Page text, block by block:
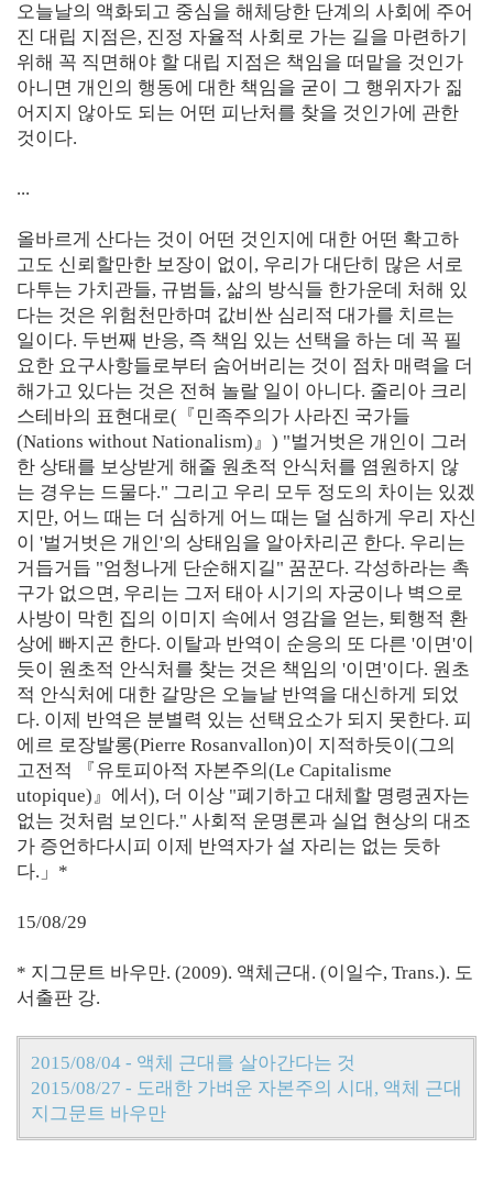
오늘날의 액화되고 중심을 해체당한 단계의 사회에 주어
진 대립 지점은, 진정 자율적 사회로 가는 길을 마련하기
위해 꼭 직면해야 할 대립 지점은 책임을 떠맡을 것인가
아니면 개인의 행동에 대한 책임을 굳이 그 행위자가 짊
어지지 않아도 되는 어떤 피난처를 찾을 것인가에 관한
것이다.
...
올바르게 산다는 것이 어떤 것인지에 대한 어떤 확고하
고도 신뢰할만한 보장이 없이, 우리가 대단히 많은 서로
다투는 가치관들, 규범들, 삶의 방식들 한가운데 처해 있
다는 것은 위험천만하며 값비싼 심리적 대가를 치르는
일이다. 두번째 반응, 즉 책임 있는 선택을 하는 데 꼭 필
요한 요구사항들로부터 숨어버리는 것이 점차 매력을 더
해가고 있다는 것은 전혀 놀랄 일이 아니다. 줄리아 크리
스테바의 표현대로(『민족주의가 사라진 국가들
(Nations without Nationalism)』) "벌거벗은 개인이 그러
한 상태를 보상받게 해줄 원초적 안식처를 염원하지 않
는 경우는 드물다." 그리고 우리 모두 정도의 차이는 있겠
지만, 어느 때는 더 심하게 어느 때는 덜 심하게 우리 자신
이 '벌거벗은 개인'의 상태임을 알아차리곤 한다. 우리는
거듭거듭 "엄청나게 단순해지길" 꿈꾼다. 각성하라는 촉
구가 없으면, 우리는 그저 태아 시기의 자궁이나 벽으로
사방이 막힌 집의 이미지 속에서 영감을 얻는, 퇴행적 환
상에 빠지곤 한다. 이탈과 반역이 순응의 또 다른 '이면'이
듯이 원초적 안식처를 찾는 것은 책임의 '이면'이다. 원초
적 안식처에 대한 갈망은 오늘날 반역을 대신하게 되었
다. 이제 반역은 분별력 있는 선택요소가 되지 못한다. 피
에르 로장발롱(Pierre Rosanvallon)이 지적하듯이(그의
고전적 『유토피아적 자본주의(Le Capitalisme
utopique)』에서), 더 이상 "폐기하고 대체할 명령권자는
없는 것처럼 보인다." 사회적 운명론과 실업 현상의 대조
가 증언하다시피 이제 반역자가 설 자리는 없는 듯하
다.」*
15/08/29
* 지그문트 바우만. (2009). 액체근대. (이일수, Trans.). 도
서출판 강.
2015/08/04 - 액체 근대를 살아간다는 것
2015/08/27 - 도래한 가벼운 자본주의 시대, 액체 근대
지그문트 바우만